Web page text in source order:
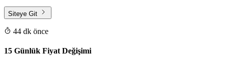
Siteye Git
44 dk önce
15 Günlük Fiyat Değişimi